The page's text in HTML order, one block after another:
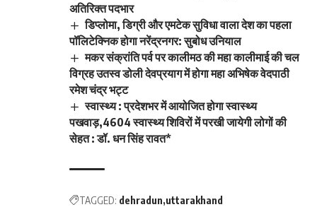
अतिरिक्त पदभार
डिप्लोमा, डिग्री और एमटेक सुविधा वाला देश का पहला
पॉलिटेक्निक होगा नरेंद्रनगर: सुबोध उनियाल
मकर संक्रांति पर्व पर कालीमठ की महा कालीमाई की चल
विग्रह उतस्व डोली देवप्रयाग में होगा महा अभिषेक वेदपाठी
रमेश चंद्र भट्ट
स्वास्थ्य : प्रदेशभर में आयोजित होगा स्वास्थ्य
पखवाड़,4604 स्वास्थ्य शिविरों में परखी जायेगी लोगों की
सेहत : डॉ. धन सिंह रावत*
TAGGED: dehradun uttarakhand